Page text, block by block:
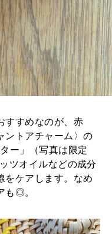
すすめなのが、赤
ントアチャーム〉の
ー」（写真は限定
ツオイルなどの成分
をケアします。なめ
も◎。